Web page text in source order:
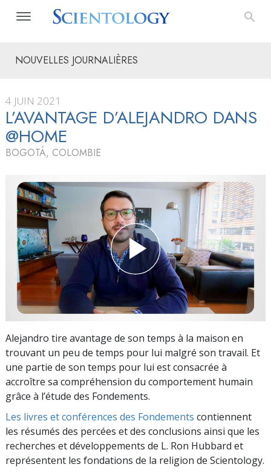
NOUVELLES JOURNALIÈRES
4 JUIN 2021
L’AVANTAGE D’ALEJANDRO DANS
@HOME
BOGOTÁ, COLOMBIE
Alejandro tire avantage de son temps à la maison en
trouvant un peu de temps pour lui malgré son travail. Et
une partie de son temps pour lui est consacrée à
accroître sa compréhension du comportement humain
grâce à l’étude des Fondements.
Les livres et conférences des Fondements contiennent
les résumés des percées et des conclusions ainsi que les
recherches et développements de L. Ron Hubbard et
représentent les fondations de la religion de Scientology.